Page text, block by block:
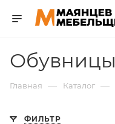
Обувницы
Главная — Каталог —
ФИЛЬТР